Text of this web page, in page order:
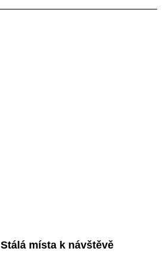
Stálá místa k návštěvě